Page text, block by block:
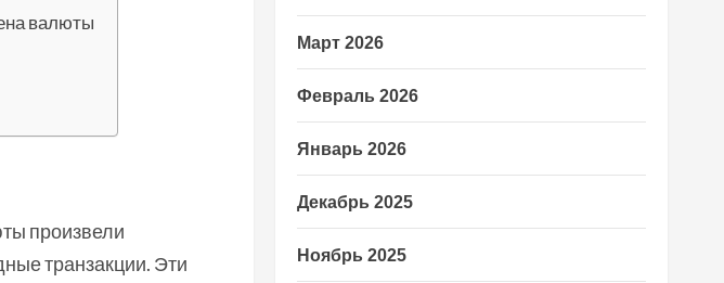
валюты
произвели
транзакции. Эти
Март 2026
Февраль 2026
Январь 2026
Декабрь 2025
Ноябрь 2025